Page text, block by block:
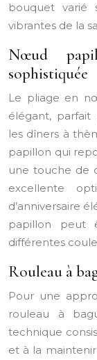
bouquet varié
vibrantes de la
Nœud
sophistiquée
Le pliage en
élégant, parfait
les dîners à
papillon qui
une touche de
excellente
d’anniversaire
papillon peut
différentes
Rouleau à
Pour une
rouleau à
technique
et à la